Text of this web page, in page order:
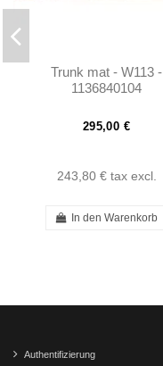
Trunk mat - W113 -
1136840104
295,00 €
243,80 € tax excl.
In den Warenkorb
Authentifizierung